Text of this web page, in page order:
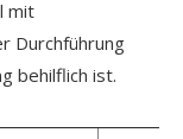
mit
Durchführung
behilflich ist.